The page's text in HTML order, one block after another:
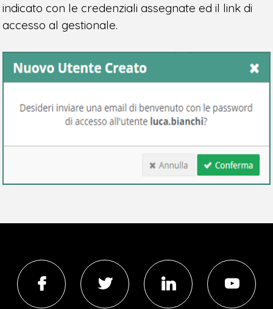
indicato con le credenziali assegnate ed il link di
accesso al gestionale.